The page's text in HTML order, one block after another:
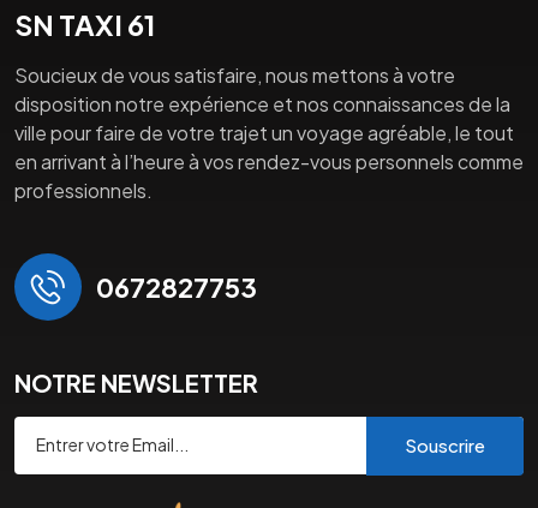
SN TAXI 61
Soucieux de vous satisfaire, nous mettons à votre
disposition notre expérience et nos connaissances de la
ville pour faire de votre trajet un voyage agréable, le tout
en arrivant à l’heure à vos rendez-vous personnels comme
professionnels.
0672827753
NOTRE NEWSLETTER
Souscrire